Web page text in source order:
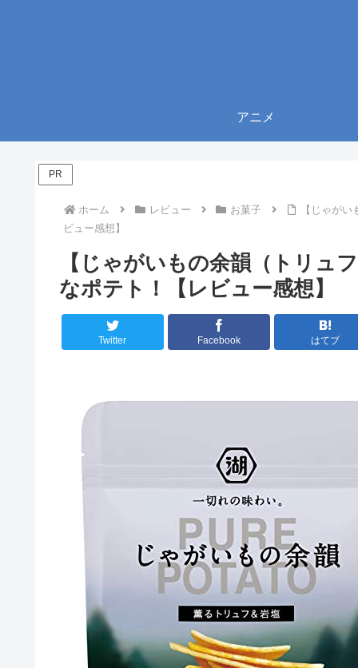
アニメ
ホーム レビュー お菓子
【じゃが
ビュー感想】
PR
【じゃがいもの余韻（トリュ
なポテト！【レビュー感想】
Twitter Facebook はてブ